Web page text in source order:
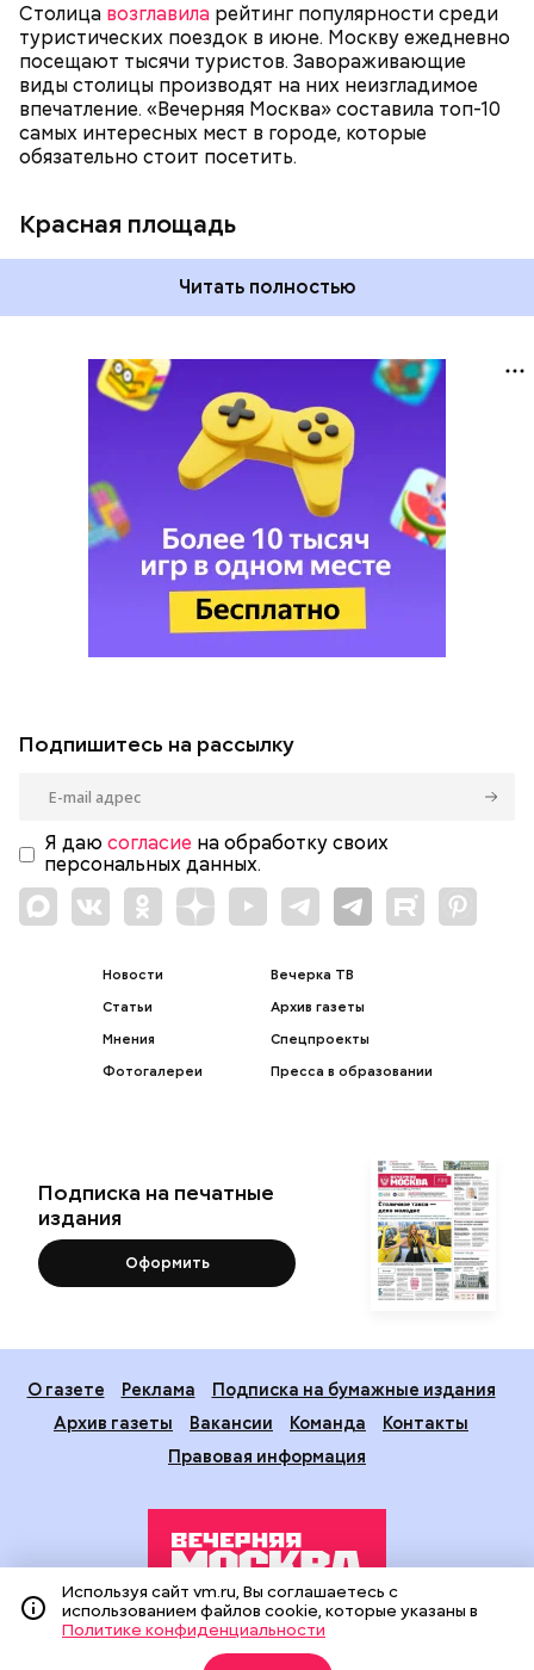
Столица возглавила рейтинг популярности среди
туристических поездок в июне. Москву ежедневно
посещают тысячи туристов. Завораживающие
виды столицы производят на них неизгладимое
впечатление. «Вечерняя Москва» составила топ-10
самых интересных мест в городе, которые
обязательно стоит посетить.
Красная площадь
Читать полностью
Подпишитесь на рассылку
Я даю согласие на обработку своих
персональных данных.
Новости
Статьи
Мнения
Фотогалереи
Вечерка ТВ
Архив газеты
Спецпроекты
Пресса в образовании
Подписка на печатные
издания
Оформить
О газете Реклама
Подписка на бумажные издания
Архив газеты
Вакансии Команда
Контакты
Правовая информация
Издание создано при финансовой поддержке Департамента
средств массовой информации и рекламы города Москвы.
Используя сайт vm.ru, Вы соглашаетесь с
использованием файлов cookie, которые указаны в
Политике конфиденциальности